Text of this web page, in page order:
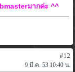
มากค่ะ ^^
#12
9 มี.ค. 53 10:40 น.